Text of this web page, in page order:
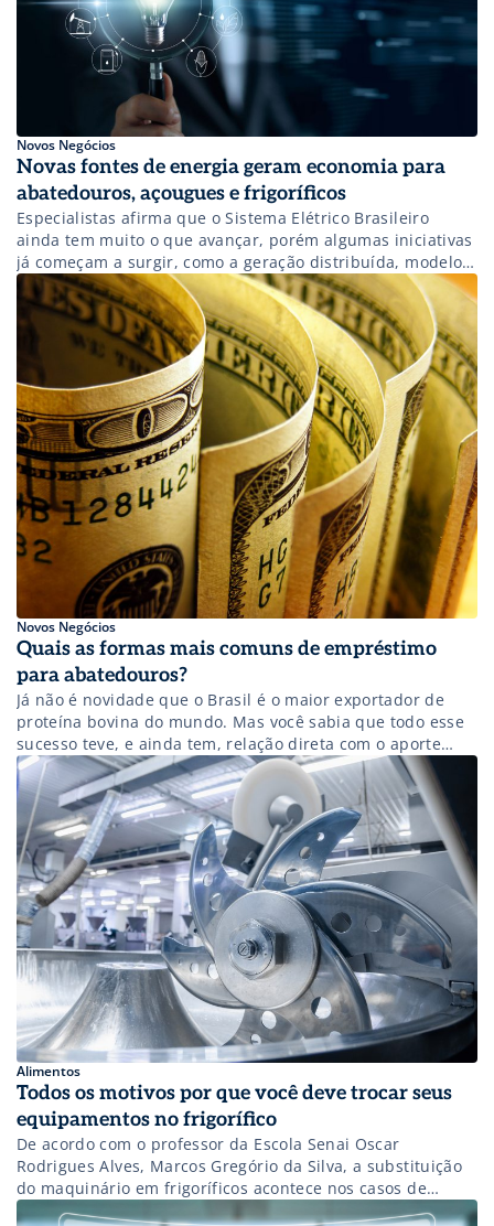
Novos Negócios
Novas fontes de energia geram economia para
abatedouros, açougues e frigoríficos
Especialistas afirma que o Sistema Elétrico Brasileiro
ainda tem muito o que avançar, porém algumas iniciativas
já começam a surgir, como a geração distribuída, modelo
em que o próprio consumidor pode produzir sua própria
energia utilizando fontes como solar, biogás, biomassa,
eólica, hidrelétrica. Novos desenhos de mercado para
fazer mais com menos recursos e de […]
Novos Negócios
Quais as formas mais comuns de empréstimo
para abatedouros?
Já não é novidade que o Brasil é o maior exportador de
proteína bovina do mundo. Mas você sabia que todo esse
sucesso teve, e ainda tem, relação direta com o aporte
financeiro oferecido por meio de empréstimo para
abatedouros e frigoríficos? Por muito tempo, abatedouros
e frigoríficos brasileiros receberam aportes financeiros
gigantescos, sendo essa a […]
Alimentos
Todos os motivos por que você deve trocar seus
equipamentos no frigorífico
De acordo com o professor da Escola Senai Oscar
Rodrigues Alves, Marcos Gregório da Silva, a substituição
do maquinário em frigoríficos acontece nos casos de
obsolência ou constantes falhas nesses equipamentos.